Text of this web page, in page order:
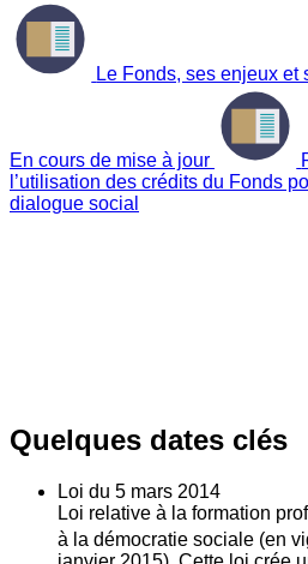
Le Fonds, ses enjeux et
En cours de mise à jour
l’utilisation des crédits du Fonds
dialogue social
Quelques dates clés
Loi du 5 mars 2014
Loi relative à la formation
à la démocratie sociale (en